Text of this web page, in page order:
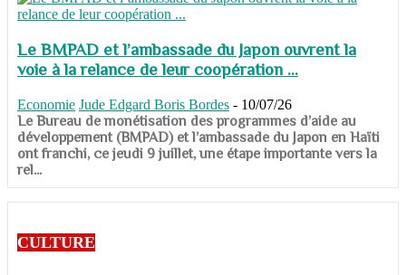
Le BMPAD et l’ambassade du Japon ouvrent la
voie à la relance de leur coopération ...
Economie Jude Edgard Boris Bordes - 10/07/26
​​​​​​​Le Bureau de monétisation des programmes d’aide au
développement (BMPAD) et l’ambassade du Japon en Haïti
ont franchi, ce jeudi 9 juillet, une étape importante vers la
rel...
CULTURE